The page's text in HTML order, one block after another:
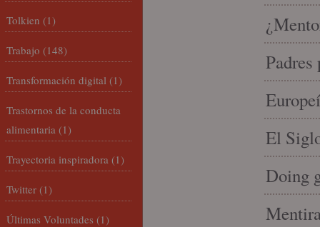
Padres
El
Doing
Tolkien (1)
Trabajo (148)
Transformación digital (1)
Trastornos de la conducta
alimentaria (1)
Trayectoria inspiradora (1)
Twitter (1)
Últimas Voluntades (1)